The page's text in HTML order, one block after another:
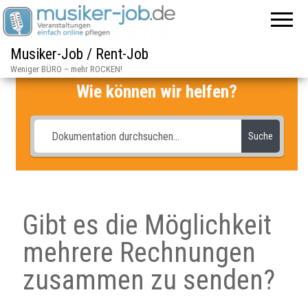
Musiker-Job / Rent-Job
Weniger BÜRO – mehr ROCKEN!
Wie können wir helfen?
Suche
Gibt es die Möglichkeit
mehrere Rechnungen
zusammen zu senden?